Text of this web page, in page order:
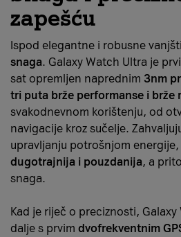
zapešću
Ispod elegantne i robusne
snaga. Galaxy Watch Ultra je prvi
sat opremljen naprednim 3nm
tri puta brže performanse i brže
svakodnevnom korištenju, od
navigacije kroz sučelje.
upravljanju potrošnjom energije,
dugotrajnija i pouzdanija, a
snaga.
Kad je riječ o preciznosti,
dalje s prvim dvofrekventnim